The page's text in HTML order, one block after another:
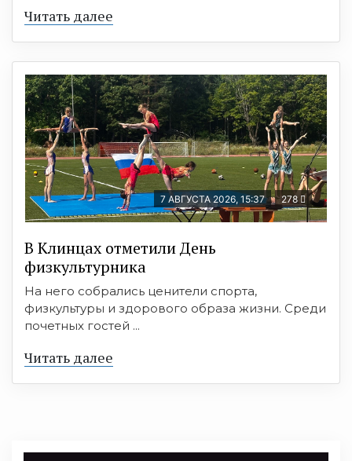
Читать далее
7 АВГУСТА 2026, 15:37 278
В Клинцах отметили День
физкультурника
На него собрались ценители спорта,
физкультуры и здорового образа жизни. Среди
почетных гостей ...
Читать далее